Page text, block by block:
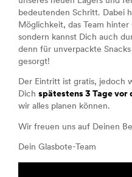
bedeutenden Schritt. Dabei
Möglichkeit, das Team
sondern kannst Dich auch
denn für unverpackte
gesorgt!
Der Eintritt ist gratis, jedoch
Dich spätestens 3 Tage vor
wir alles planen können.
Wir freuen uns auf Deinen
Dein Glasbote-Team